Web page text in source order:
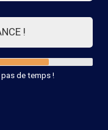
!
de temps !